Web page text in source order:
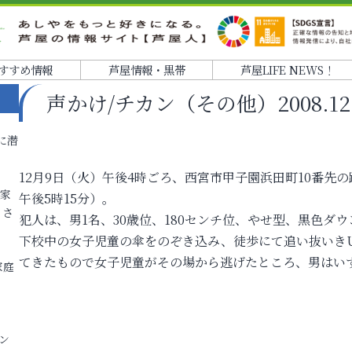
すめ情報 芦屋情報・黒帯 芦屋LIFE NEWS！
声かけ/チカン（その他）
12月9日（火）午後4時ごろ、西宮市甲子園浜田町10番先
午後5時15分）。
犯人は、男1名、30歳位、180センチ位、やせ型、黒色ダウ
下校中の女子児童の傘をのぞき込み、徒歩にて追い抜い
てきたもので女子児童がその場から逃げたところ、男はい
潜